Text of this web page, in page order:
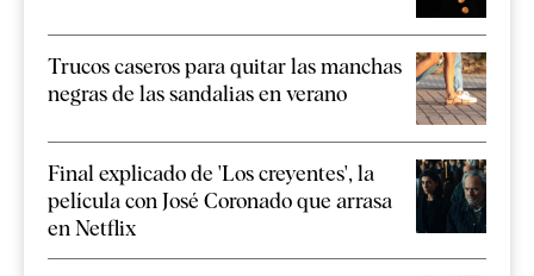
Trucos caseros para quitar las manchas
negras de las sandalias en verano
Final explicado de 'Los creyentes', la
película con José Coronado que arrasa
en Netflix